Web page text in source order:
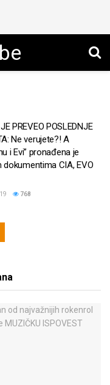
PREVEO POSLEDNJE
Ne verujete?! A
i Evi” pronađena je
CIA, EVO
768